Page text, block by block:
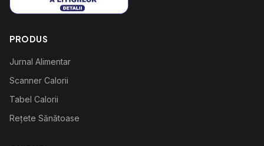
PRODUS
Jurnal Alimentar
Scanner Calorii
Tabel Calorii
Rețete Sănătoase